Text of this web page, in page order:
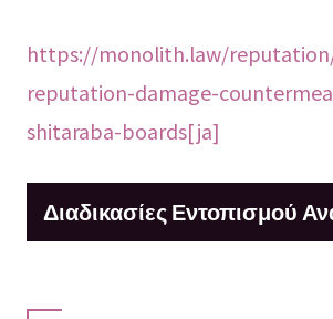
https://monolith.law/
reputation-damage-
shitaraba-boards[ja]
Διαδικασίες Εντοπισμού